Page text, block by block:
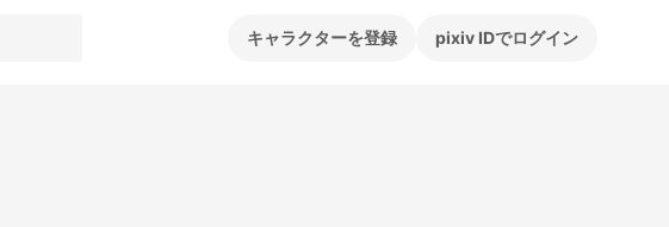
キャラクターを登録 pixiv IDでログイン